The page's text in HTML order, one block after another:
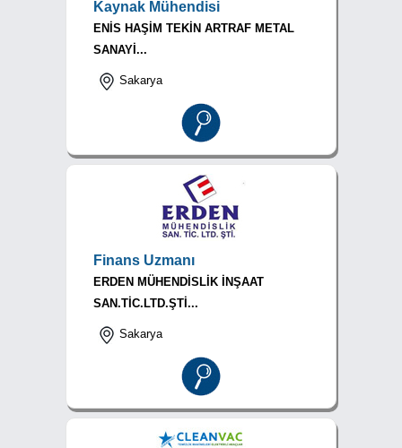
Kaynak Mühendisi
ENİS HAŞİM TEKİN ARTRAF METAL
SANAYİ...
Sakarya
Finans Uzmanı
ERDEN MÜHENDİSLİK İNŞAAT
SAN.TİC.LTD.ŞTİ...
Sakarya